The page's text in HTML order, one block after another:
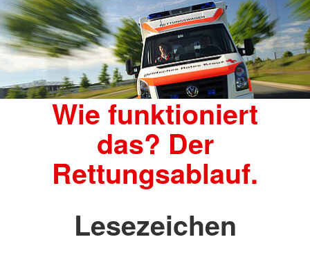
Wie funktioniert
das? Der
Rettungsablauf.
Lesezeichen